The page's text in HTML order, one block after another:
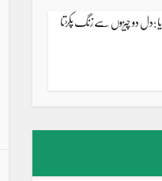
:دل دو چیزوں سے زنگ پکڑتا